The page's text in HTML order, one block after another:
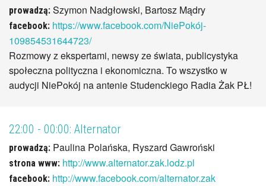
prowadzą: Szymon Nadgłowski, Bartosz Mądry
facebook: https://www.facebook.com/NiePokój-
109854531644723/
Rozmowy z ekspertami, newsy ze świata, publicystyka
społeczna polityczna i ekonomiczna. To wszystko w
audycji NiePokój na antenie Studenckiego Radia Żak PŁ!
22:00 - 00:00: Alternator
prowadzą: Paulina Polańska, Ryszard Gawroński
strona www: http://www.alternator.zak.lodz.pl
facebook: http://www.facebook.com/alternator.zak